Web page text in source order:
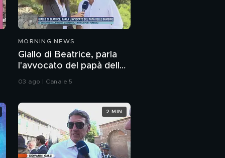
MORNING NEWS
Giallo di Beatrice, parla
l'avvocato del papà delle
bambine
03 ago | Canale 5
2 MIN